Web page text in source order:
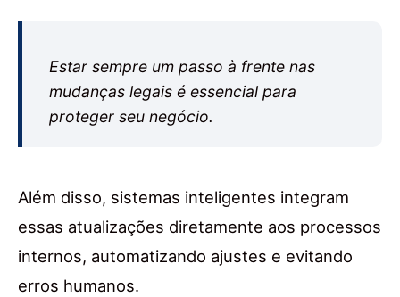
Estar sempre um passo à frente nas
mudanças legais é essencial para
proteger seu negócio.
Além disso, sistemas inteligentes integram
essas atualizações diretamente aos processos
internos, automatizando ajustes e evitando
erros humanos.